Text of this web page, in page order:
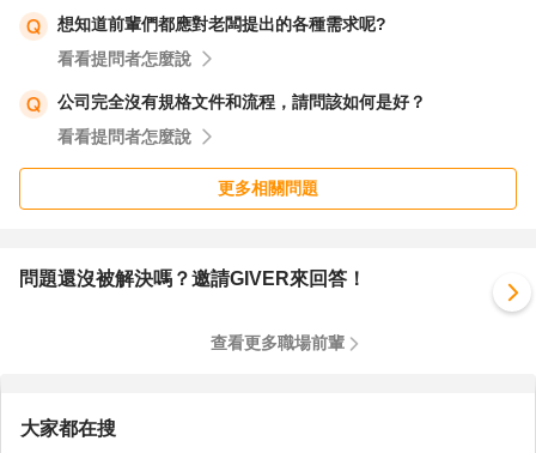
想知道前輩們都應對老闆提出的各種需求呢?
看看提問者怎麼說
公司完全沒有規格文件和流程，請問該如何是好？
看看提問者怎麼說
更多相關問題
問題還沒被解決嗎？邀請GIVER來回答！
查看更多職場前輩
大家都在搜